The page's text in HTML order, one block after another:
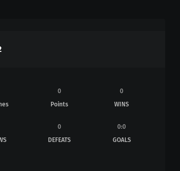
0
Points
0
WINS
0
DEFEATS
0:0
GOALS